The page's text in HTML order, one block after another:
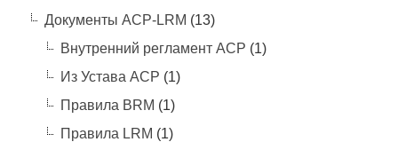
Документы ACP-LRM (13)
Внутренний регламент АСР (1)
Из Устава АСР (1)
Правила BRM (1)
Правила LRM (1)